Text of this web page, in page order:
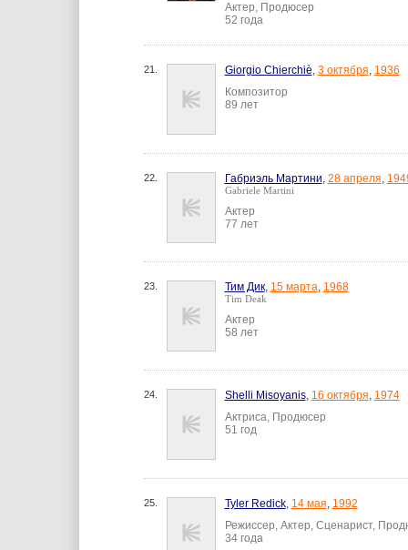
Актер, Продюсер
52 года
21. Giorgio Chierchiè, 3 октября, 1936
Композитор
89 лет
22. Габриэль Мартини, 28 апреля,
Gabriele Martini
Актер
77 лет
23. Тим Дик, 15 марта, 1968
Tim Deak
Актер
58 лет
24. Shelli Misoyanis, 16 октября, 1974
Актриса, Продюсер
51 год
25. Tyler Redick, 14 мая, 1992
Режиссер, Актер, Сценарист,
34 года